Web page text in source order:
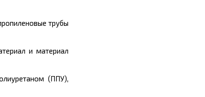
трубы
и материал
(ППУ),